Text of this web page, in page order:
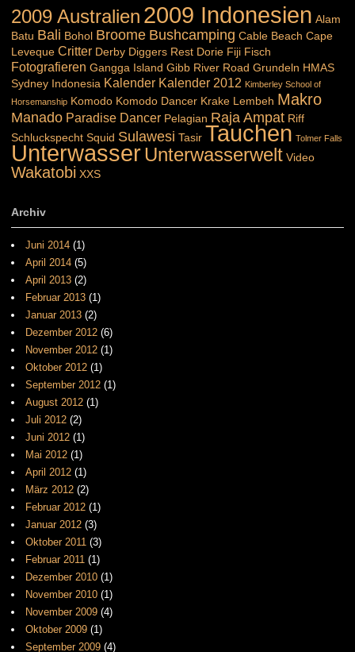
2009 Australien 2009 Indonesien Alam
Batu Bali Bohol Broome Bushcamping Cable Beach Cape
Leveque Critter Derby Diggers Rest Dorie Fiji Fisch
Fotografieren Gangga Island Gibb River Road Grundeln HMAS
Sydney Indonesia Kalender Kalender 2012 Kimberley School of
Horsemanship Komodo Komodo Dancer Krake Lembeh Makro
Manado Paradise Dancer Pelagian Raja Ampat Riff
Schluckspecht Squid Sulawesi Tasir Tauchen Tolmer Falls
UnterwasserUnterwasserwelt Video
Wakatobi XXS
Archiv
Juni 2014 (1)
April 2014 (5)
April 2013 (2)
Februar 2013 (1)
Januar 2013 (2)
Dezember 2012 (6)
November 2012 (1)
Oktober 2012 (1)
September 2012 (1)
August 2012 (1)
Juli 2012 (2)
Juni 2012 (1)
Mai 2012 (1)
April 2012 (1)
März 2012 (2)
Februar 2012 (1)
Januar 2012 (3)
Oktober 2011 (3)
Februar 2011 (1)
Dezember 2010 (1)
November 2010 (1)
November 2009 (4)
Oktober 2009 (1)
September 2009 (4)